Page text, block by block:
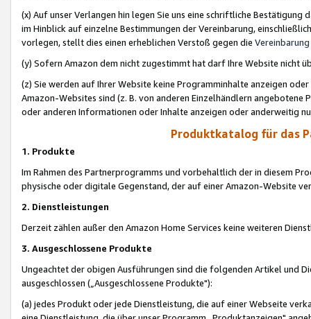
(x) Auf unser Verlangen hin legen Sie uns eine schriftliche
im Hinblick auf einzelne Bestimmungen der Vereinbarung,
vorlegen, stellt dies einen erheblichen Verstoß gegen die Vereinbarung
(y) Sofern Amazon dem nicht zugestimmt hat darf Ihre Website nicht
(z) Sie werden auf Ihrer Website keine Programminhalte anzeigen
Amazon-Websites sind (z. B. von anderen Einzelhändlern
oder anderen Informationen oder Inhalte anzeigen oder anderweitig
Produktkatalog für das
1. Produkte
Im Rahmen des Partnerprogramms und vorbehaltlich der in diesem
physische oder digitale Gegenstand, der auf einer Amazon-Website
2. Dienstleistungen
Derzeit zählen außer den Amazon Home Services keine weiteren
3. Ausgeschlossene Produkte
Ungeachtet der obigen Ausführungen sind die folgenden Artikel und
ausgeschlossen („Ausgeschlossene Produkte"):
(a) jedes Produkt oder jede Dienstleistung, die auf einer Webseite